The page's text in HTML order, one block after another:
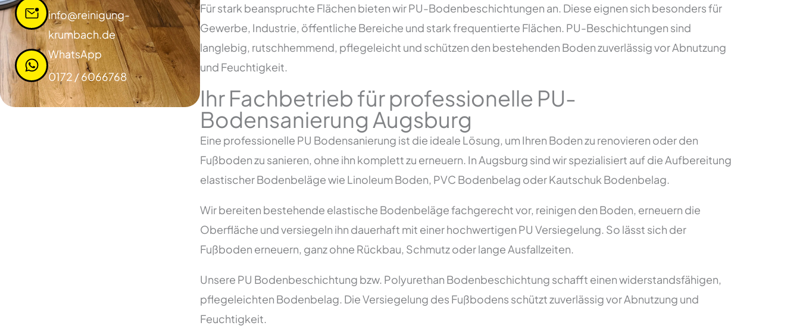
info@reinigung-
krumbach.de
WhatsApp
0172 / 6066768
Für stark beanspruchte Flächen bieten wir PU-Bodenbeschichtungen an. Diese eignen sich besonders für
Gewerbe, Industrie, öffentliche Bereiche und stark frequentierte Flächen. PU-Beschichtungen sind
langlebig, rutschhemmend, pflegeleicht und schützen den bestehenden Boden zuverlässig vor Abnutzung
und Feuchtigkeit.
Ihr Fachbetrieb für professionelle PU-
Bodensanierung Augsburg
Eine professionelle PU Bodensanierung ist die ideale Lösung, um Ihren Boden zu renovieren oder den
Fußboden zu sanieren, ohne ihn komplett zu erneuern. In Augsburg sind wir spezialisiert auf die Aufbereitung
elastischer Bodenbeläge wie Linoleum Boden, PVC Bodenbelag oder Kautschuk Bodenbelag.
Wir bereiten bestehende elastische Bodenbeläge fachgerecht vor, reinigen den Boden, erneuern die
Oberfläche und versiegeln ihn dauerhaft mit einer hochwertigen PU Versiegelung. So lässt sich der
Fußboden erneuern, ganz ohne Rückbau, Schmutz oder lange Ausfallzeiten.
Unsere PU Bodenbeschichtung bzw. Polyurethan Bodenbeschichtung schafft einen widerstandsfähigen,
pflegeleichten Bodenbelag. Die Versiegelung des Fußbodens schützt zuverlässig vor Abnutzung und
Feuchtigkeit.